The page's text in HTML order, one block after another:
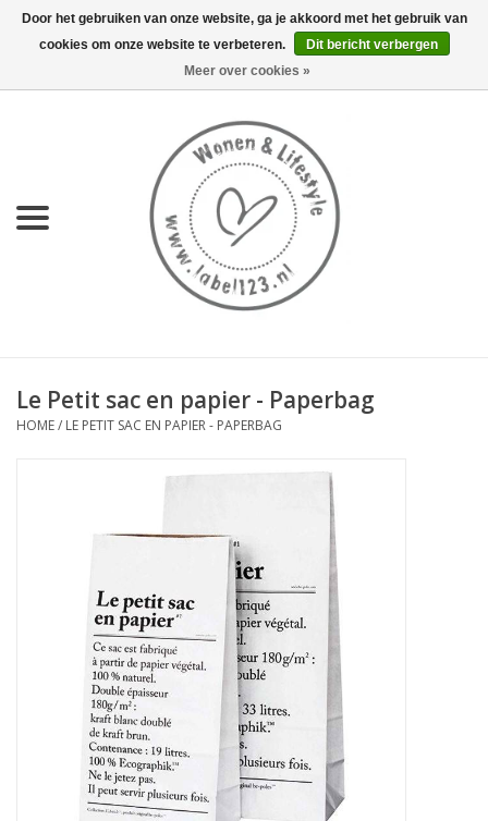
0 Artikelen - €0,00
KEUKEN
LIFESTYLE
STATIONARY
ALGEMEEN
Le Petit sac en papier - Paperbag
HOME/ LE PETIT SAC EN PAPIER - PAPERBAG
Door het gebruiken van onze website, ga je akkoord met het gebruik van
cookies om onze website te verbeteren.
Dit bericht verbergen
Meer over cookies »